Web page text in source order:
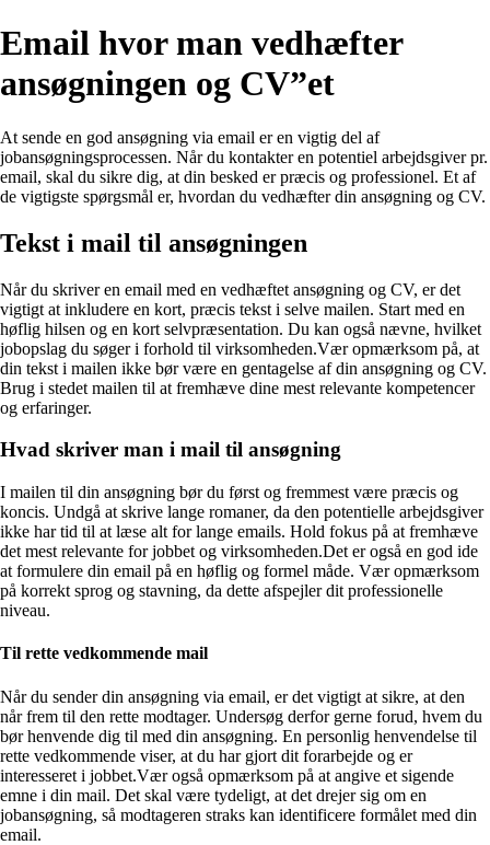
Email hvor man vedhæfter
ansøgningen og CV”et
At sende en god ansøgning via email er en vigtig del af
jobansøgningsprocessen. Når du kontakter en potentiel arbejdsgiver pr.
email, skal du sikre dig, at din besked er præcis og professionel. Et af
de vigtigste spørgsmål er, hvordan du vedhæfter din ansøgning og CV.
Tekst i mail til ansøgningen
Når du skriver en email med en vedhæftet ansøgning og CV, er det
vigtigt at inkludere en kort, præcis tekst i selve mailen. Start med en
høflig hilsen og en kort selvpræsentation. Du kan også nævne, hvilket
jobopslag du søger i forhold til virksomheden.Vær opmærksom på, at
din tekst i mailen ikke bør være en gentagelse af din ansøgning og CV.
Brug i stedet mailen til at fremhæve dine mest relevante kompetencer
og erfaringer.
Hvad skriver man i mail til ansøgning
I mailen til din ansøgning bør du først og fremmest være præcis og
koncis. Undgå at skrive lange romaner, da den potentielle arbejdsgiver
ikke har tid til at læse alt for lange emails. Hold fokus på at fremhæve
det mest relevante for jobbet og virksomheden.Det er også en god ide
at formulere din email på en høflig og formel måde. Vær opmærksom
på korrekt sprog og stavning, da dette afspejler dit professionelle
niveau.
Til rette vedkommende mail
Når du sender din ansøgning via email, er det vigtigt at sikre, at den
når frem til den rette modtager. Undersøg derfor gerne forud, hvem du
bør henvende dig til med din ansøgning. En personlig henvendelse til
rette vedkommende viser, at du har gjort dit forarbejde og er
interesseret i jobbet.Vær også opmærksom på at angive et sigende
emne i din mail. Det skal være tydeligt, at det drejer sig om en
jobansøgning, så modtageren straks kan identificere formålet med din
email.